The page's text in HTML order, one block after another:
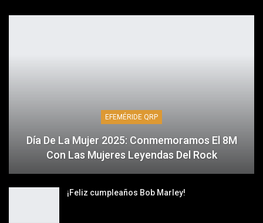
EFEMÉRIDE QRP
Día De La Mujer 2025: Conmemoramos El 8M
Con Las Mujeres Leyendas Del Rock
¡Feliz cumpleaños Bob Marley!